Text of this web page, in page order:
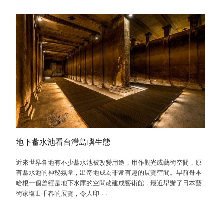
地下蓄水池看台灣島嶼生態
近來世界各地有不少蓄水池被改變用途，用作觀光或藝術空間，原
有蓄水池的神秘氛圍，出奇地成為非常有趣的展覽空間。早前哥本
哈根一個曾經是地下水庫的空間改建成藝術館，最近舉辦了日本藝
術家塩田千春的展覽，令人印 · · ·